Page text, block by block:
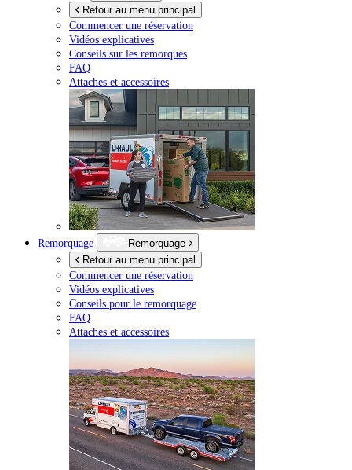
Retour au menu principal
Commencer une réservation
Vidéos explicatives
Conseils sur les remorques
FAQ
Attaches et accessoires
Remorquage
Remorquage
Retour au menu principal
Commencer une réservation
Vidéos explicatives
Conseils pour le remorquage
FAQ
Attaches et accessoires